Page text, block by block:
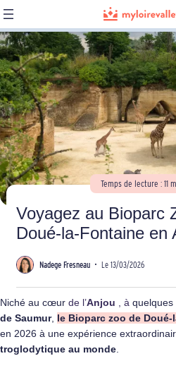
Temps de lecture : 11
Voyagez au Bioparc
Doué-la-Fontaine en
Nadege Fresneau • Le 13/03/2026
Niché au cœur de l’Anjou , à quelques
de Saumur, le Bioparc zoo de
en 2026 à une expérience
troglodytique au monde